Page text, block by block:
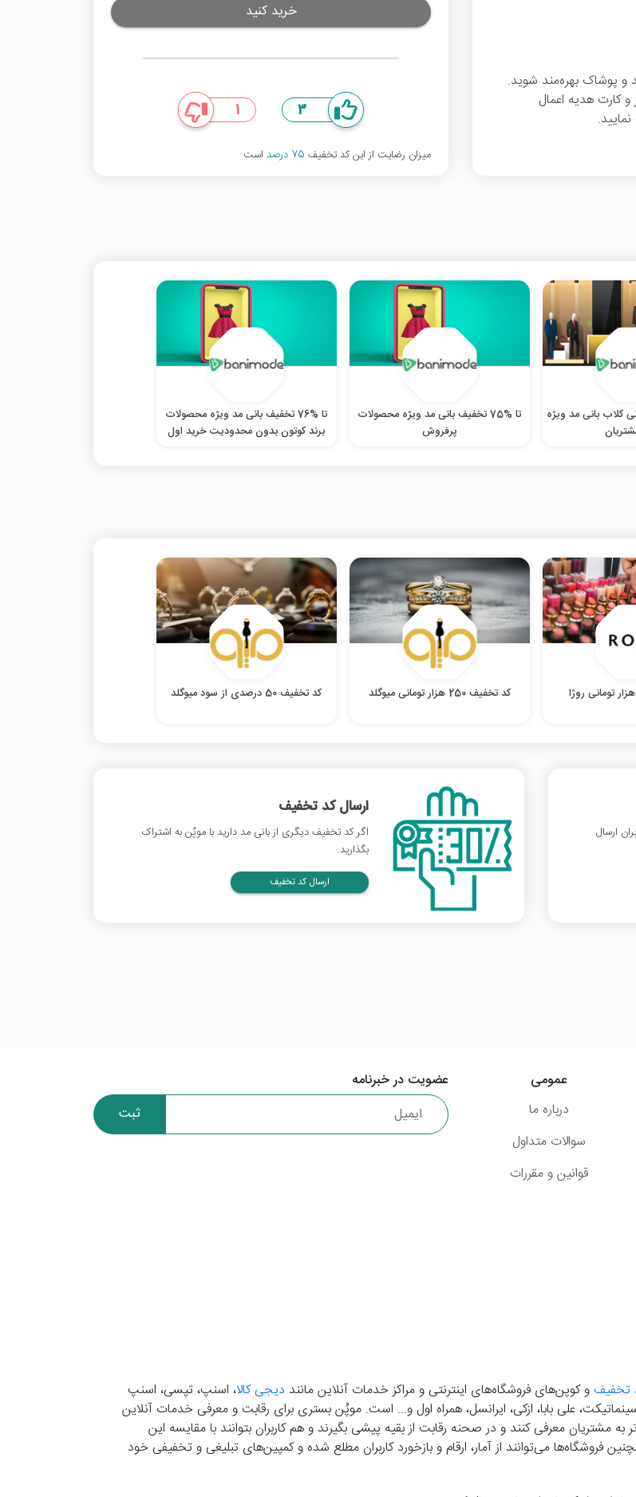
اینترنتی مد و پوشاک بهره‌مند شوید.
کارت هدیه اعمال
خرید کنید
3
1
میزان رضایت از این کد تخفیف 75 درصد است
بانی کلاب بانی مد ویژه
تا %75 تخفیف بانی مد ویژه محصولات
پرفروش
تا %76 تخفیف بانی مد ویژه محصولات
برند کوتون بدون محدودیت خرید اول
کد تخفیف 250 هزار تومانی میوگلد کد تخفیف 50 درصدی از سود میوگلد
ارسال
ارسال کد تخفیف
اگر کد تخفیف دیگری از بانی مد دارید با موپُن به اشتراک
بگذارید.
ارسال کد تخفیف
عضویت در خبرنامه
ثبت
عمومی
درباره ما
سوالات متداول
قوانین و مقررات
تخفیفو کوپن‌های فروشگاه‌های اینترنتی و مراکز خدمات آنلاین مانند دیجی کالا، اسنپ، تپسی، اسنپ
علی بابا، ازکی، ایرانسل، همراه اول و... است. موپُن بستری برای رقابت و معرفی خدمات آنلاین
معرفی کنند و در صحنه رقابت از بقیه پیشی بگیرند و هم کاربران بتوانند با مقایسه این
فروشگاه‌ها می‌توانند از آمار، ارقام و بازخورد کاربران مطلع شده و کمپین‌های تبلیغی و تخفیفی خود